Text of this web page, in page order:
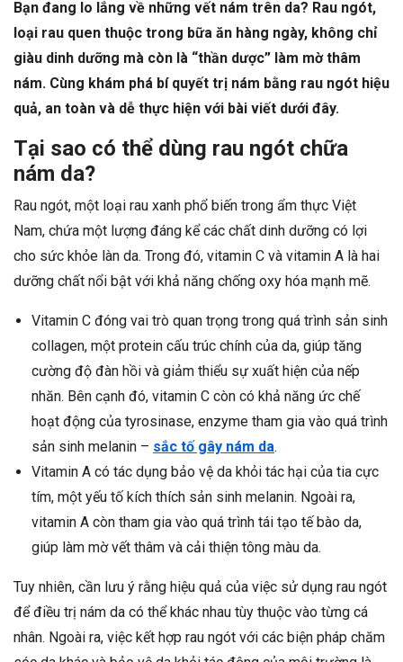
Bạn đang lo lắng về những vết nám trên da? Rau ngót,
loại rau quen thuộc trong bữa ăn hàng ngày, không chỉ
giàu dinh dưỡng mà còn là “thần dược” làm mờ thâm
nám. Cùng khám phá bí quyết trị nám bằng rau ngót hiệu
quả, an toàn và dễ thực hiện với bài viết dưới đây.
Tại sao có thể dùng rau ngót chữa
nám da?
Rau ngót, một loại rau xanh phổ biến trong ẩm thực Việt
Nam, chứa một lượng đáng kể các chất dinh dưỡng có lợi
cho sức khỏe làn da. Trong đó, vitamin C và vitamin A là hai
dưỡng chất nổi bật với khả năng chống oxy hóa mạnh mẽ.
Vitamin C đóng vai trò quan trọng trong quá trình sản sinh
collagen, một protein cấu trúc chính của da, giúp tăng
cường độ đàn hồi và giảm thiểu sự xuất hiện của nếp
nhăn. Bên cạnh đó, vitamin C còn có khả năng ức chế
hoạt động của tyrosinase, enzyme tham gia vào quá trình
sản sinh melanin – sắc tố gây nám da.
Vitamin A có tác dụng bảo vệ da khỏi tác hại của tia cực
tím, một yếu tố kích thích sản sinh melanin. Ngoài ra,
vitamin A còn tham gia vào quá trình tái tạo tế bào da,
giúp làm mờ vết thâm và cải thiện tông màu da.
Tuy nhiên, cần lưu ý rằng hiệu quả của việc sử dụng rau ngót
để điều trị nám da có thể khác nhau tùy thuộc vào từng cá
nhân. Ngoài ra, việc kết hợp rau ngót với các biện pháp chăm